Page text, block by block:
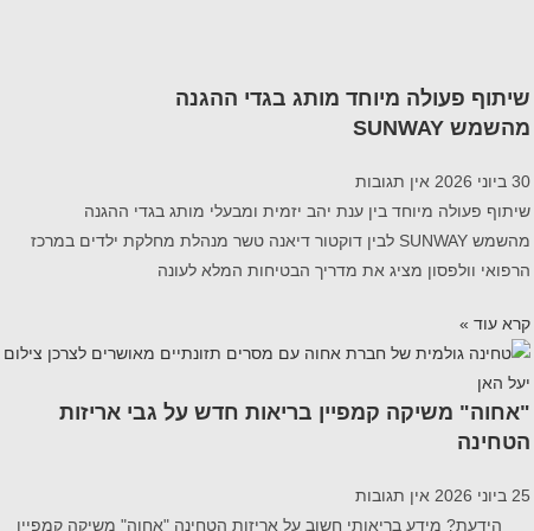
שיתוף פעולה מיוחד מותג בגדי ההגנה
מהשמש SUNWAY
30 ביוני 2026
אין תגובות
שיתוף פעולה מיוחד בין ענת יהב יזמית ומבעלי מותג בגדי ההגנה
מהשמש SUNWAY לבין דוקטור דיאנה טשר מנהלת מחלקת ילדים במרכז
הרפואי וולפסון מציג את מדריך הבטיחות המלא לעונה
קרא עוד »
"אחוה" משיקה קמפיין בריאות חדש על גבי אריזות
הטחינה
25 ביוני 2026
אין תגובות
הידעת? מידע בריאותי חשוב על אריזות הטחינה "אחוה" משיקה קמפיין